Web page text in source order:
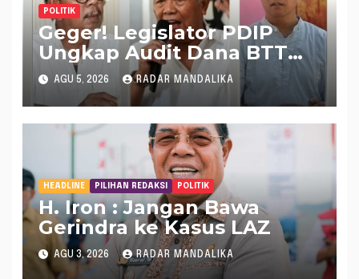
POLITIK
Geger! Legislator PDIP
Ungkap Audit Dana BTT
Rp 484 Miliar di APBD NTB
2025 Tak Muncul di LHP
BPK
AGU 5, 2026 RADAR MANDALIKA
HEADLINE PILIHAN REDAKSI POLITIK
H. Iron : Jangan Bawa
Gerindra ke Kasus LAZ
AGU 3, 2026 RADAR MANDALIKA